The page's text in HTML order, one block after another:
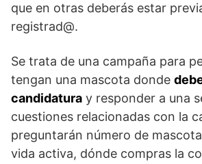
que en otras deberás estar
registrad@.
Se trata de una campaña para
tengan una mascota donde
candidatura y responder a una
cuestiones relacionadas con la
preguntarán número de
vida activa, dónde compras la